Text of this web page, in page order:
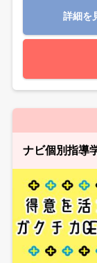
詳細を
ナビ個別指導